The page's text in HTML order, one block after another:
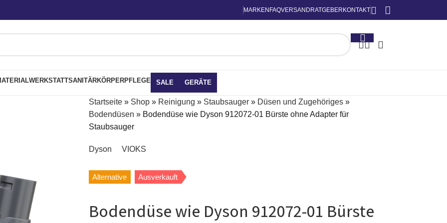
MARKEN FAQVERSAND RATGEBER KONTAKT
WERKSTATTSANITÄRKÖRPERPFLEGE SALE GERÄTE
Startseite» Shop» Reinigung » Staubsauger» Düsen und Zugehöriges»
Bodendüsen » Bodendüse wie Dyson 912072-01 Bürste ohne Adapter für
Staubsauger
Dyson VIOKS
Alternative Ausverkauft
Bodendüse wie Dyson 912072-01 Bürste